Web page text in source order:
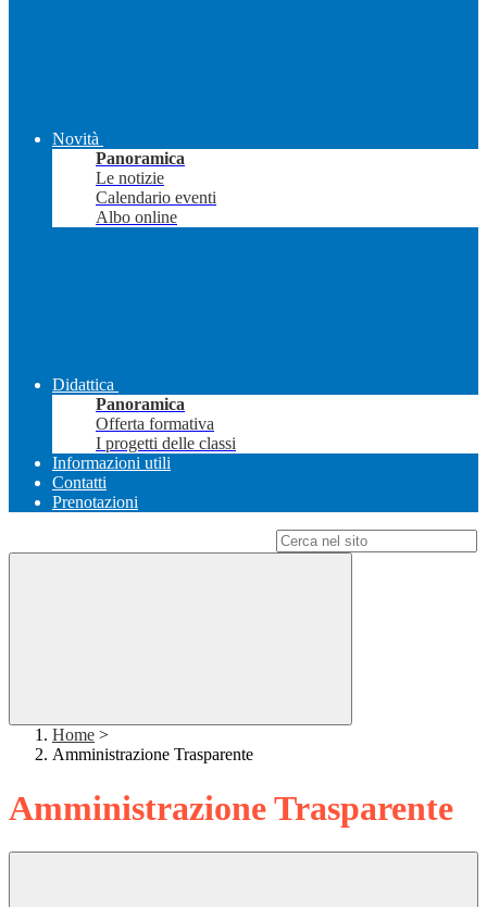
Novità
Panoramica
Le notizie
Calendario eventi
Albo online
Didattica
Panoramica
Offerta formativa
I progetti delle classi
Informazioni utili
Contatti
Prenotazioni
Home >
Amministrazione Trasparente
Amministrazione Trasparente